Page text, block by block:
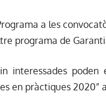
a les
programa de
interessades
en pràctiques 2020”